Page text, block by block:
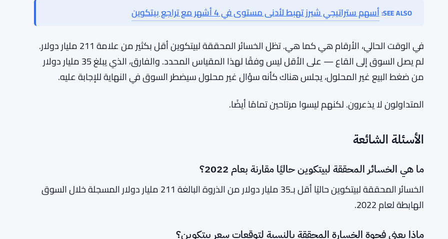
المتداولين المترددين في إعلان قاع، في الشعور العام بأن السوق لم يكسب تعافيه بعد.
بعض المشاركين في السوق ينتظرون محفزًا محددًا — انخفاض حاد وسريع يطرد البائعين المتبقين وينتج عنه
ارتفاع في الخسائر المحققة. مثل هذا الحدث من شأنه، من الناحية النظرية، أن يقرب الأرقام إلى مستويات 2022
ويعطي المحللين مزيدًا من الثقة بأن قاعًا حقيقيًا يتشكل. لكن لا أحد يستطيع أن يقول متى أو ما إذا كان ذلك
سيحدث.
من ضغط البيع غير المحلول، يجلس هناك كأنه سؤال غير محلول سيضطر السوق في النهاية للإجابة عليه.
المتداولون لا يذعرون. لكنهم ليسوا مرتاحين تمامًا أيضًا.